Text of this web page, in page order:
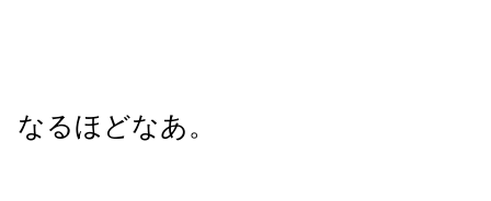
なるほどなあ。